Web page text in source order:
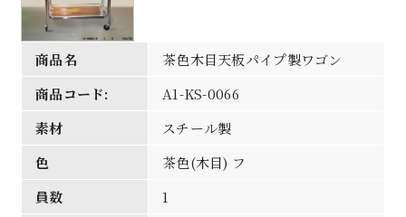
商品名
茶色木目天板パイプ製ワゴン
商品コード:
A1-KS-0066
素材
スチール製
色
茶色(木目) フ
員数
1